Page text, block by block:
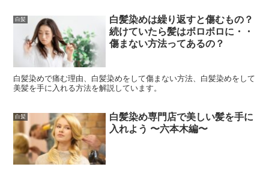
白髪
白髪染めは繰り返すと傷むもの？
続けていたら髪はボロボロに・・
傷まない方法ってあるの？
白髪染めで痛む理由、白髪染めをして傷まない方法、白髪染めをして
美髪を手に入れる方法を解説しています。
白髪
白髪染め専門店で美しい髪を手に
入れよう 〜六本木編〜